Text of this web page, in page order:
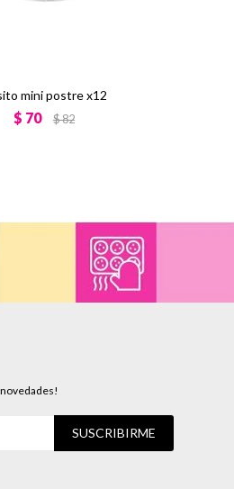
mini postre x12
$ 70 $82
SUSCRIBIRME